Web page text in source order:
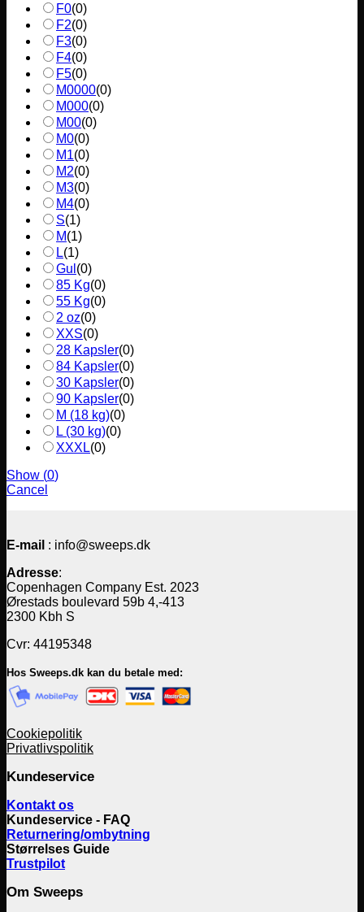
F0(0)
F2(0)
F3(0)
F4(0)
F5(0)
M0000(0)
M000(0)
M00(0)
M0(0)
M1(0)
M2(0)
M3(0)
M4(0)
S(1)
M(1)
L(1)
Gul (0)
85 Kg(0)
55 Kg(0)
2 oz(0)
XXS(0)
28 Kapsler(0)
84 Kapsler(0)
30 Kapsler(0)
90 Kapsler(0)
M (18 kg)(0)
L (30 kg)(0)
XXXL(0)
Show (0)
Cancel
E-mail : info@sweeps.dk
Adresse:
Copenhagen Company Est. 2023
Ørestads boulevard 59b 4,-413
2300 Kbh S
Cvr: 44195348
Hos Sweeps.dk kan du betale med:
Cookiepolitik
Privatlivspolitik
Kundeservice
Kontakt os
Kundeservice - FAQ
Returnering/ombytning
Størrelses Guide
Trustpilot
Om Sweeps